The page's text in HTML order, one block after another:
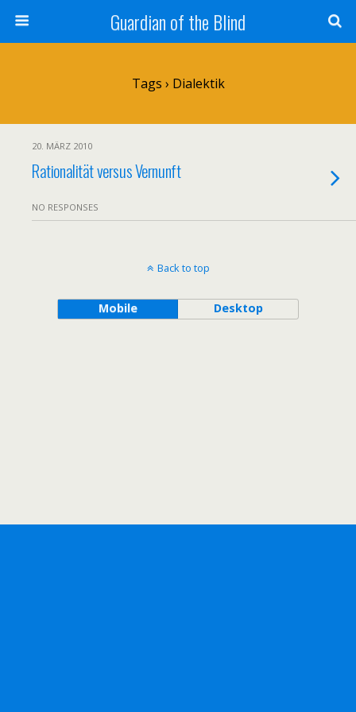
Guardian of the Blind
Tags › Dialektik
20. MÄRZ 2010
Rationalität versus Vernunft
NO RESPONSES
Back to top
Mobile Desktop